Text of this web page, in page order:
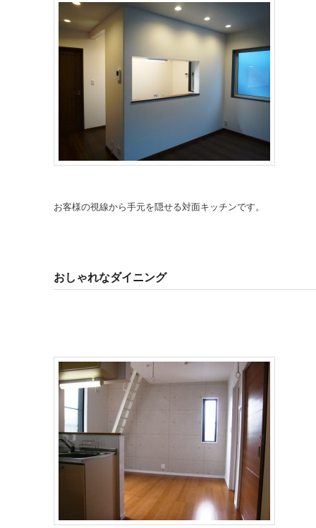
お客様の視線から手元を隠せる対面キッチンです。
おしゃれなダイニング